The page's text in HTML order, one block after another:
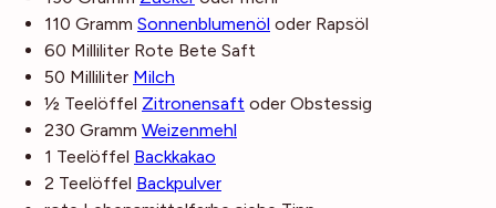
110 Gramm Sonnenblumenöl oder Rapsöl
60 Milliliter Rote Bete Saft
50 Milliliter Milch
½ Teelöffel Zitronensaft oder Obstessig
230 Gramm Weizenmehl
1 Teelöffel Backkakao
2 Teelöffel Backpulver